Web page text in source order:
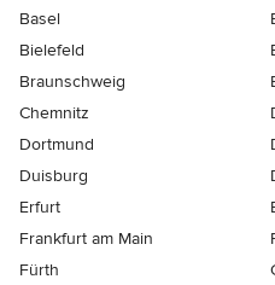
Basel
Bielefeld
Braunschweig
Chemnitz
Dortmund
Duisburg
Erfurt
Frankfurt am Main
Fürth